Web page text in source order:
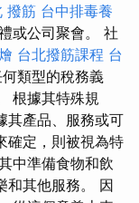
撥筋 台中排毒養
或公司聚會。 社
台北撥筋課程 台
類型的稅務義
根據其特殊規
其產品、服務或可
確定，則被視為特
中準備食物和飲
和其他服務。 因